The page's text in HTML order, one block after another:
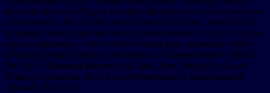
Филипп Пауэлл (Philippe Powell) представили величественное
исполнение «This Foolish Heart Could Love You». Феми Кути
во время своего афробит-выступления заявил, что есть «Один
народ, один мир». Курт Эллинг отдал дань уважения Уэйну
Шортеру (Wayne Shorter), исполнив его композицию «Speak
No Evil». Шемекия Коупленд и Джо Луис Уокер (Joe Louis
Walker) поставили блюз в центр внимания с композицией
«Nobody But You».